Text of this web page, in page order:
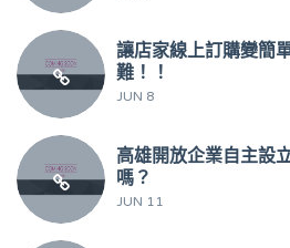
讓店家線上訂購變簡
難！！
JUN 8
高雄開放企業自主設
嗎？
JUN 11